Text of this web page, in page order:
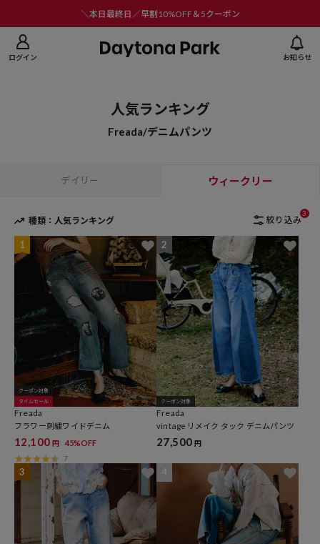
＼本日最終日／早割10%OFF＆5クーポン
ログイン お知らせ
人気ランキング
Freada/デニムパンツ
デイリー ウィークリー
種類：人気ランキング 絞り込み
3
1
クーポン対象
タイムセール
Freada
フラワー刺繍ワイドデニム
12,100 円 45%OFF
7
2
クーポン対象
Freada
vintage リメイク タック デニムパンツ
27,500 円
3 4